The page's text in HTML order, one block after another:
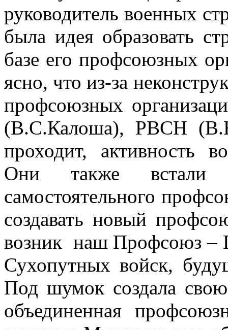
руководитель военных
была идея образовать
базе его профсоюзных
ясно, что из-за
профсоюзных
(В.С.Калоша), РВСН
проходит, активность
Они также встали
самостоятельного
создавать новый
возник наш Профсоюз –
Сухопутных войск,
Под шумок создала
объединенная